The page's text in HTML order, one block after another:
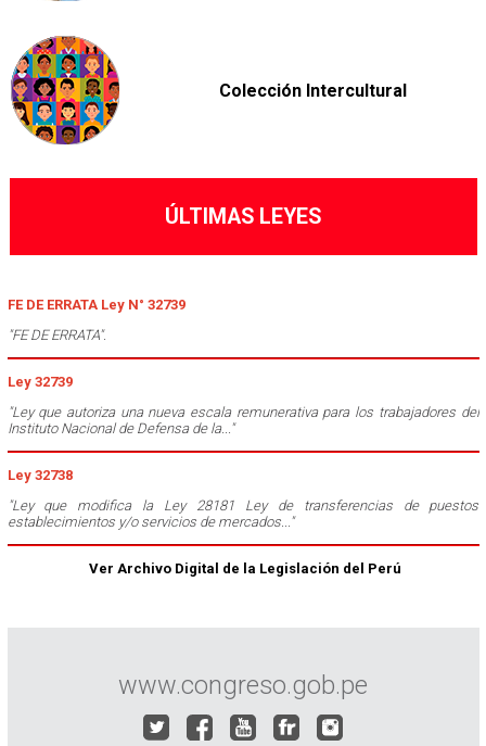
Colección Intercultural
ÚLTIMAS LEYES
FE DE ERRATA Ley N° 32739
"FE DE ERRATA".
Ley 32739
"Ley que autoriza una nueva escala remunerativa para los trabajadores del
Instituto Nacional de Defensa de la..."
Ley 32738
"Ley que modifica la Ley 28181 Ley de transferencias de puestos
establecimientos y/o servicios de mercados..."
Ver Archivo Digital de la Legislación del Perú
www.congreso.gob.pe